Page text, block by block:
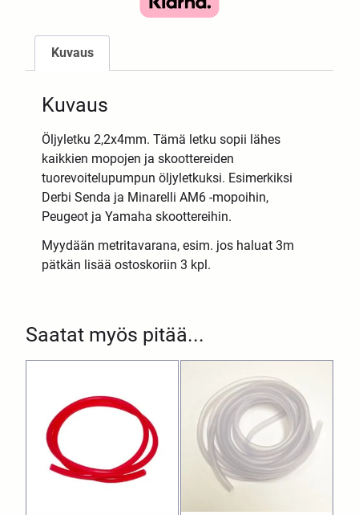
Saatat myös pitää...
Kuvaus
Kuvaus
Öljyletku 2,2x4mm. Tämä letku sopii lähes
kaikkien mopojen ja skoottereiden
tuorevoitelupumpun öljyletkuksi. Esimerkiksi
Derbi Senda ja Minarelli AM6 -mopoihin,
Peugeot ja Yamaha skoottereihin.
Myydään metritavarana, esim. jos haluat 3m
pätkän lisää ostoskoriin 3 kpl.